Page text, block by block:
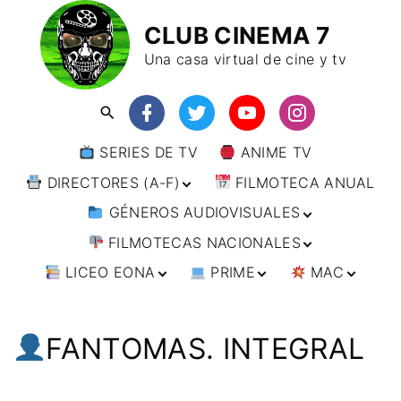
CLUB CINEMA 7
Una casa virtual de cine y tv
SERIES DE TV
ANIME TV
DIRECTORES (A-F)
DIRECTORES (F-L)
DIRECTORES (L-
W)
FILMOTECA ANUAL
GÉNEROS AUDIOVISUALES
ANIMACIÓN
ARTES MARCIALES
CINE DOCUMENTAL
FILMOTECAS NACIONALES
AFRICA
BRASIL
CHILE
ASIA
INDIA
JAPÓN
EUROPA
ALEMANIA
LICEO EONA
TALLERES
ONLINE
PRIME
IMPRESCINDIBLES
MAC
ANIME
🗨 CÓMICS
FANTOMAS. INTEGRAL